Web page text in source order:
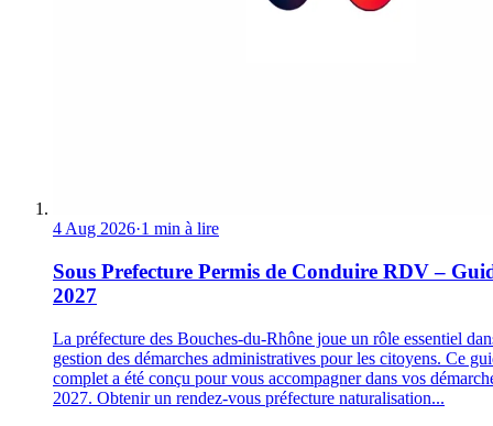
4 Aug 2026·1 min à lire
Sous Prefecture Permis de Conduire RDV –
2027
La préfecture des Bouches-du-Rhône joue un rôle essentiel
gestion des démarches administratives pour les citoyens. Ce
complet a été conçu pour vous accompagner dans vos
2027. Obtenir un rendez-vous préfecture naturalisation...